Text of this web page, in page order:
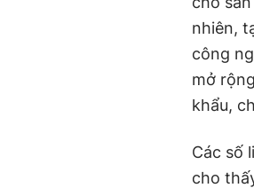
nhiên,
công
mở
khẩu,
Các số
cho